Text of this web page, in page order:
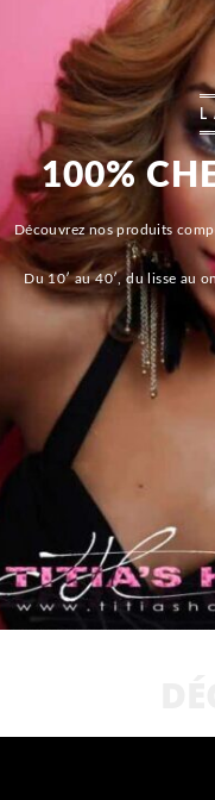
100%
Découvrez nos produits
Du 10′ au 40′, du lisse au